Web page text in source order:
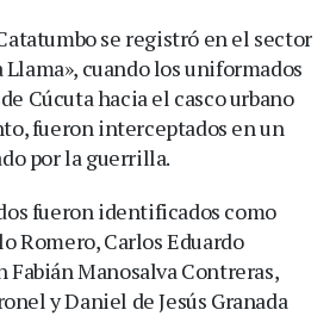
se registró en el sector
cuando los uniformados
Cúcuta hacia el casco urbano
fueron interceptados en un
por la guerrilla.
fueron identificados como
Romero, Carlos Eduardo
Fabián Manosalva Contreras,
y Daniel de Jesús Granada